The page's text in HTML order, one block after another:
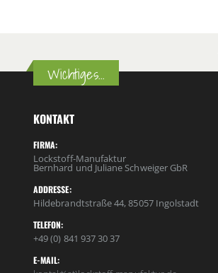
Wichtiges...
KONTAKT
FIRMA:
Lockstoff-Manufaktur
Bernhard und Juliane Schweiger GbR
ADDRESSE:
Hildebrandtstraße 44, 85057 Ingolstadt
TELEFON:
+49 (0) 841 937 30 37
E-MAIL: